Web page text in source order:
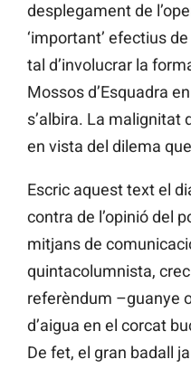
desplegament de
‘important’ efectius
tal d’involucrar la
Mossos d’Esquadra
s’albira. La malignitat
en vista del dilema
Escric aquest text el
contra de l’opinió del
mitjans de
quintacolumnista,
referèndum –guanye
d’aigua en el corcat
De fet, el gran badall